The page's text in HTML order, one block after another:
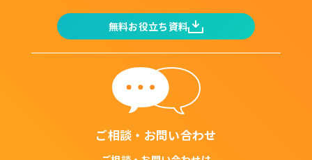
無料お役立ち資料
ご相談・お問い合わせ